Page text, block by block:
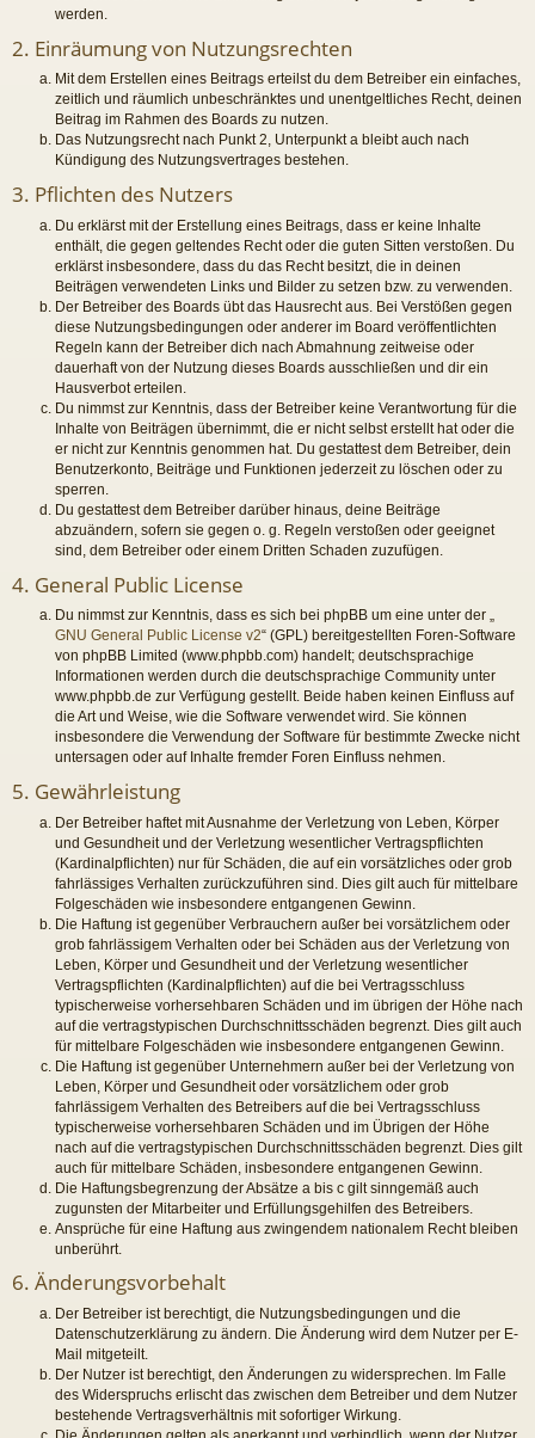
werden.
2. Einräumung von Nutzungsrechten
Mit dem Erstellen eines Beitrags erteilst du dem Betreiber ein einfaches,
zeitlich und räumlich unbeschränktes und unentgeltliches Recht, deinen
Beitrag im Rahmen des Boards zu nutzen.
Das Nutzungsrecht nach Punkt 2, Unterpunkt a bleibt auch nach
Kündigung des Nutzungsvertrages bestehen.
3. Pflichten des Nutzers
Du erklärst mit der Erstellung eines Beitrags, dass er keine Inhalte
enthält, die gegen geltendes Recht oder die guten Sitten verstoßen. Du
erklärst insbesondere, dass du das Recht besitzt, die in deinen
Beiträgen verwendeten Links und Bilder zu setzen bzw. zu verwenden.
Der Betreiber des Boards übt das Hausrecht aus. Bei Verstößen gegen
diese Nutzungsbedingungen oder anderer im Board veröffentlichten
Regeln kann der Betreiber dich nach Abmahnung zeitweise oder
dauerhaft von der Nutzung dieses Boards ausschließen und dir ein
Hausverbot erteilen.
Du nimmst zur Kenntnis, dass der Betreiber keine Verantwortung für die
Inhalte von Beiträgen übernimmt, die er nicht selbst erstellt hat oder die
er nicht zur Kenntnis genommen hat. Du gestattest dem Betreiber, dein
Benutzerkonto, Beiträge und Funktionen jederzeit zu löschen oder zu
sperren.
Du gestattest dem Betreiber darüber hinaus, deine Beiträge
abzuändern, sofern sie gegen o. g. Regeln verstoßen oder geeignet
sind, dem Betreiber oder einem Dritten Schaden zuzufügen.
4. General Public License
Du nimmst zur Kenntnis, dass es sich bei phpBB um eine unter der „
GNU General Public License v2“ (GPL) bereitgestellten Foren-Software
von phpBB Limited (www.phpbb.com) handelt; deutschsprachige
Informationen werden durch die deutschsprachige Community unter
www.phpbb.de zur Verfügung gestellt. Beide haben keinen Einfluss auf
die Art und Weise, wie die Software verwendet wird. Sie können
insbesondere die Verwendung der Software für bestimmte Zwecke nicht
untersagen oder auf Inhalte fremder Foren Einfluss nehmen.
5. Gewährleistung
Der Betreiber haftet mit Ausnahme der Verletzung von Leben, Körper
und Gesundheit und der Verletzung wesentlicher Vertragspflichten
(Kardinalpflichten) nur für Schäden, die auf ein vorsätzliches oder grob
fahrlässiges Verhalten zurückzuführen sind. Dies gilt auch für mittelbare
Folgeschäden wie insbesondere entgangenen Gewinn.
Die Haftung ist gegenüber Verbrauchern außer bei vorsätzlichem oder
grob fahrlässigem Verhalten oder bei Schäden aus der Verletzung von
Leben, Körper und Gesundheit und der Verletzung wesentlicher
Vertragspflichten (Kardinalpflichten) auf die bei Vertragsschluss
typischerweise vorhersehbaren Schäden und im übrigen der Höhe nach
auf die vertragstypischen Durchschnittsschäden begrenzt. Dies gilt auch
für mittelbare Folgeschäden wie insbesondere entgangenen Gewinn.
Die Haftung ist gegenüber Unternehmern außer bei der Verletzung von
Leben, Körper und Gesundheit oder vorsätzlichem oder grob
fahrlässigem Verhalten des Betreibers auf die bei Vertragsschluss
typischerweise vorhersehbaren Schäden und im Übrigen der Höhe
nach auf die vertragstypischen Durchschnittsschäden begrenzt. Dies gilt
auch für mittelbare Schäden, insbesondere entgangenen Gewinn.
Die Haftungsbegrenzung der Absätze a bis c gilt sinngemäß auch
zugunsten der Mitarbeiter und Erfüllungsgehilfen des Betreibers.
Ansprüche für eine Haftung aus zwingendem nationalem Recht bleiben
unberührt.
6. Änderungsvorbehalt
Der Betreiber ist berechtigt, die Nutzungsbedingungen und die
Datenschutzerklärung zu ändern. Die Änderung wird dem Nutzer per E-
Mail mitgeteilt.
Der Nutzer ist berechtigt, den Änderungen zu widersprechen. Im Falle
des Widerspruchs erlischt das zwischen dem Betreiber und dem Nutzer
bestehende Vertragsverhältnis mit sofortiger Wirkung.